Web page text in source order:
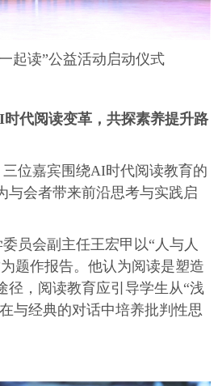
起读”公益活动启动仪式
代阅读变革，共探素养提升路
位嘉宾围绕AI时代阅读教育的
与会者带来前沿思考与实践启
员会副主任王宏甲以“人与人
题作报告。他认为阅读是塑造
径，阅读教育应引导学生从“浅
与经典的对话中培养批判性思